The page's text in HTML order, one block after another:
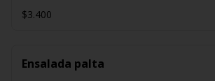
$3.400
Ensalada palta